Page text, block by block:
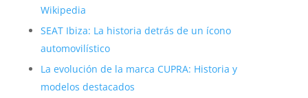
Wikipedia
SEAT Ibiza: La historia detrás de un ícono
automovilístico
La evolución de la marca CUPRA: Historia y
modelos destacados